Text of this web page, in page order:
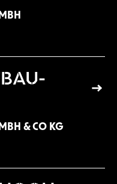
& CO KG